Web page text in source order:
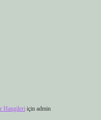
Hangileri için admin